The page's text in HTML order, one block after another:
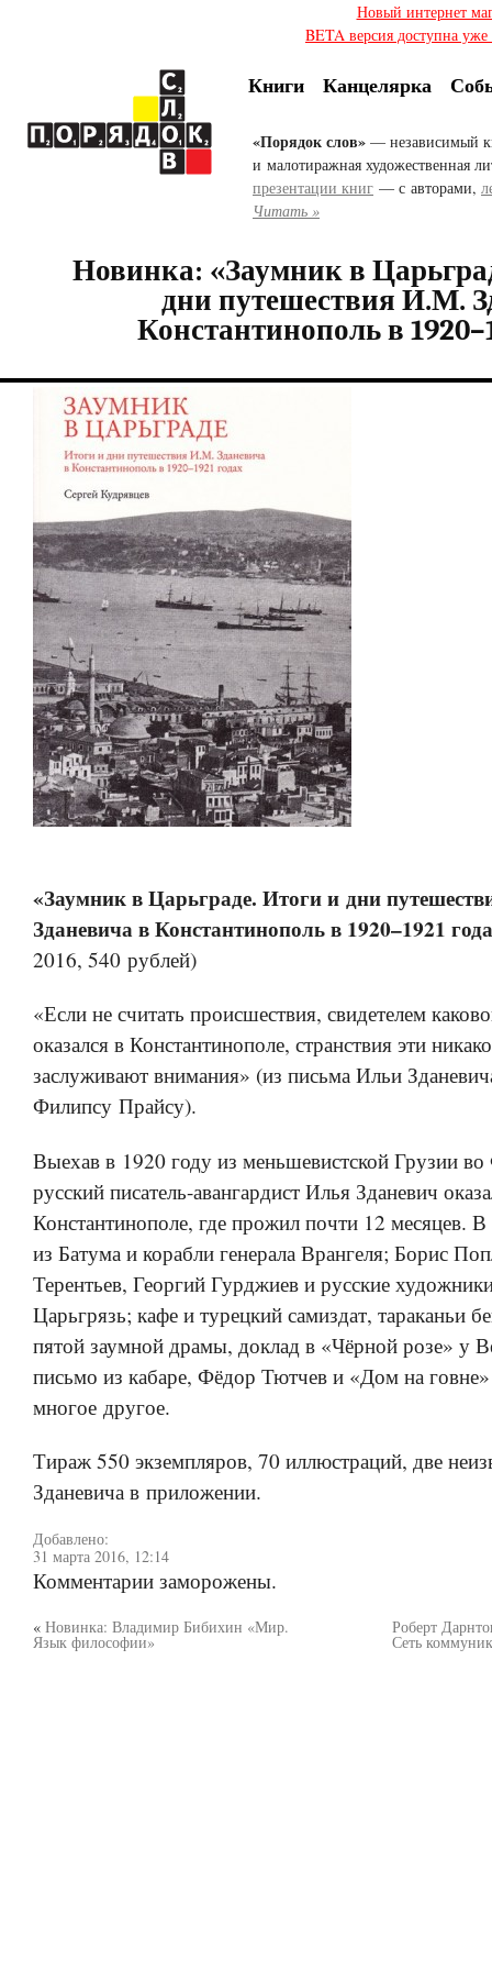
Новый интернет
BETA версия доступна
Книги Канцелярка
«Порядок слов» — независимый
и малотиражная художественная
презентации книг — с авторами,
Читать »
Новинка: «Заумник в
дни путешествия И.М.
Константинополь в
«Заумник в Царьграде. Итоги и дни
Зданевича в Константинополь в 1920–1921
2016, 540 рублей)
«Если не считать происшествия, свидетелем
оказался в Константинополе, странствия эти
заслуживают внимания» (из письма Ильи
Филипсу Прайсу).
Выехав в 1920 году из меньшевистской Грузии
русский писатель-авангардист Илья Зданевич
Константинополе, где прожил почти 12 месяцев. В
из Батума и корабли генерала Врангеля; Борис
Терентьев, Георгий Гурджиев и русские
Царьгрязь; кафе и турецкий самиздат, тараканьи
пятой заумной драмы, доклад в «Чёрной розе» у
письмо из кабаре, Фёдор Тютчев и «Дом на
многое другое.
Тираж 550 экземпляров, 70 иллюстраций, две
Зданевича в приложении.
Добавлено:
31 марта 2016, 12:14
Комментарии заморожены.
« Новинка: Владимир Бибихин «Мир.
Язык философии»
Роберт
Сеть